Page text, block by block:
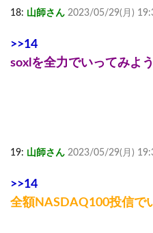
18: 山師さん 2023/05/29(月)
>>14
soxlを全力でいってみよう
19: 山師さん 2023/05/29(月)
>>14
全額NASDAQ100投信で